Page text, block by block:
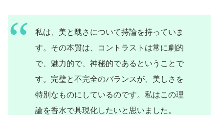
私は、美と醜さについて持論を持っていま
す。その本質は、コントラストは常に劇的
で、魅力的で、神秘的であるということで
す。完璧と不完全のバランスが、美しさを
特別なものにしているのです。私はこの理
論を香水で具現化したいと思いました。